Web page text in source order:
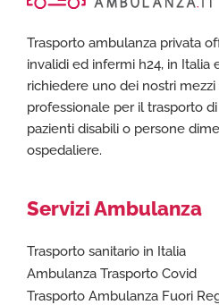
Trasporto ambulanza privata
invalidi ed infermi h24, in Italia
richiedere uno dei nostri mezzi
professionale per il trasporto
pazienti disabili o persone
ospedaliere.
Servizi Ambulanza
Trasporto sanitario in Italia
Ambulanza Trasporto Covid
Trasporto Ambulanza Fuori